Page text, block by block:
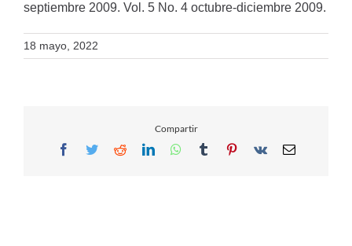
septiembre 2009. Vol. 5 No. 4 octubre-diciembre 2009.
18 mayo, 2022
Compartir
Facebook
TwitterRedditLinkedInWhatsApp
TumblrPinterest
Vk Email